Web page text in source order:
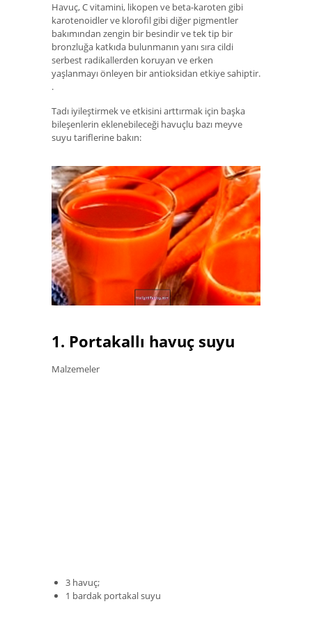
Havuç, C vitamini, likopen ve beta-karoten gibi
karotenoidler ve klorofil gibi diğer pigmentler
bakımından zengin bir besindir ve tek tip bir
bronzluğa katkıda bulunmanın yanı sıra cildi
serbest radikallerden koruyan ve erken
yaşlanmayı önleyen bir antioksidan etkiye sahiptir.
.
Tadı iyileştirmek ve etkisini arttırmak için başka
bileşenlerin eklenebileceği havuçlu bazı meyve
suyu tariflerine bakın:
1. Portakallı havuç suyu
Malzemeler
3 havuç;
1 bardak portakal suyu